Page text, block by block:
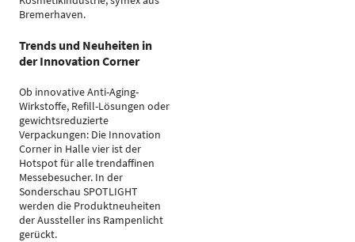
Bremerhaven.
Trends und Neuheiten in
der Innovation Corner
Ob innovative Anti-Aging-
Wirkstoffe, Refill-Lösungen oder
gewichtsreduzierte
Verpackungen: Die Innovation
Corner in Halle vier ist der
Hotspot für alle trendaffinen
Messebesucher. In der
Sonderschau SPOTLIGHT
werden die Produktneuheiten
der Aussteller ins Rampenlicht
gerückt.